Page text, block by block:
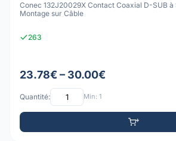
Conec 132J20029X Contact Coaxial D-SUB à
Montage sur Câble
263
23.78€ – 30.00€
Quantité: Min: 1